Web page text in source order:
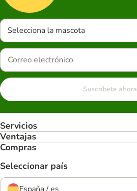
Selecciona la mascota
Suscríbete ahora
Servicios
Ventajas
Compras
Seleccionar país